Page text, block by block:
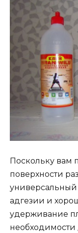
Поскольку вам
поверхности
универсальный
адгезии и
удерживание